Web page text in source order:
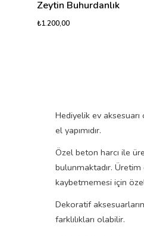
Zeytin Buhurdanlık
₺1.200,00
Hediyelik ev
el yapımıdır.
Özel beton harcı ile
bulunmaktadır.
kaybetmemesi için
Dekoratif
farklılıkları olabilir.